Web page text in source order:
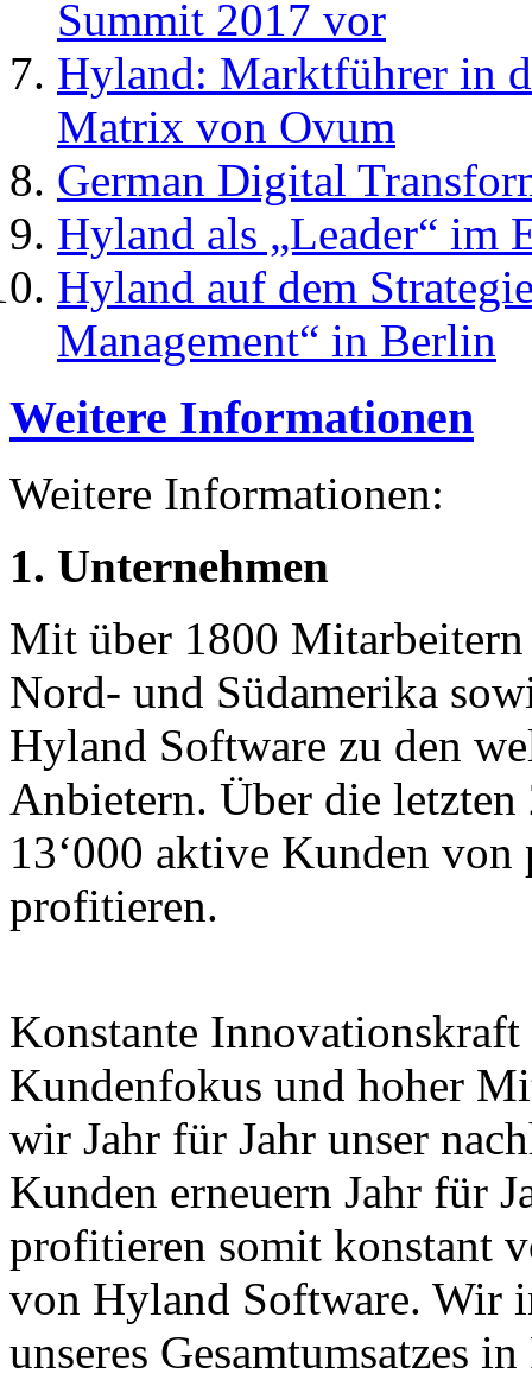
Summit 2017 vor
Hyland: Marktführer in
Matrix von Ovum
German Digital
Hyland als „Leader“ im
Hyland auf dem
Management“ in Berlin
Weitere Informationen
Weitere Informationen:
1. Unternehmen
Mit über 1800
Nord- und Südamerika
Hyland Software zu den
Anbietern. Über die letzten
13‘000 aktive Kunden von
profitieren.
Konstante Innovationskraft
Kundenfokus und hoher
wir Jahr für Jahr unser
Kunden erneuern Jahr für
profitieren somit konstant
von Hyland Software. Wir
unseres Gesamtumsatzes